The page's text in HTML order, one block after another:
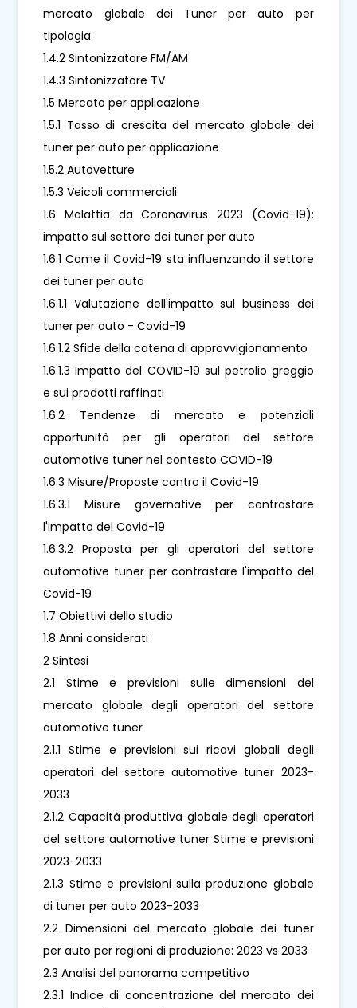
mercato globale dei Tuner per auto per
tipologia
1.4.2 Sintonizzatore FM/AM
1.4.3 Sintonizzatore TV
1.5 Mercato per applicazione
1.5.1 Tasso di crescita del mercato globale dei
tuner per auto per applicazione
1.5.2 Autovetture
1.5.3 Veicoli commerciali
1.6 Malattia da Coronavirus 2023 (Covid-19):
impatto sul settore dei tuner per auto
1.6.1 Come il Covid-19 sta influenzando il settore
dei tuner per auto
1.6.1.1 Valutazione dell'impatto sul business dei
tuner per auto - Covid-19
1.6.1.2 Sfide della catena di approvvigionamento
1.6.1.3 Impatto del COVID-19 sul petrolio greggio
e sui prodotti raffinati
1.6.2 Tendenze di mercato e potenziali
opportunità per gli operatori del settore
automotive tuner nel contesto COVID-19
1.6.3 Misure/Proposte contro il Covid-19
1.6.3.1 Misure governative per contrastare
l'impatto del Covid-19
1.6.3.2 Proposta per gli operatori del settore
automotive tuner per contrastare l'impatto del
Covid-19
1.7 Obiettivi dello studio
1.8 Anni considerati
2 Sintesi
2.1 Stime e previsioni sulle dimensioni del
mercato globale degli operatori del settore
automotive tuner
2.1.1 Stime e previsioni sui ricavi globali degli
operatori del settore automotive tuner 2023-
2033
2.1.2 Capacità produttiva globale degli operatori
del settore automotive tuner Stime e previsioni
2023-2033
2.1.3 Stime e previsioni sulla produzione globale
di tuner per auto 2023-2033
2.2 Dimensioni del mercato globale dei tuner
per auto per regioni di produzione: 2023 vs 2033
2.3 Analisi del panorama competitivo
2.3.1 Indice di concentrazione del mercato dei